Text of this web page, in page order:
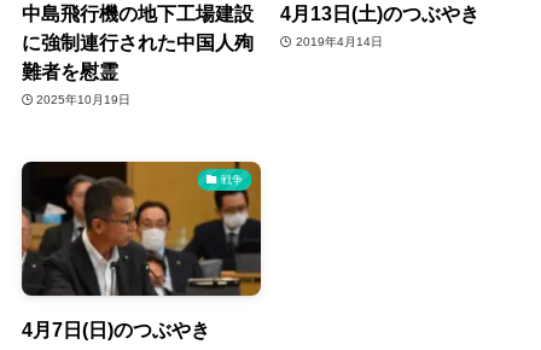
中島飛行機の地下工場建設
に強制連行された中国人殉
難者を慰霊
2025年10月19日
4月13日(土)のつぶやき
2019年4月14日
戦争
4月7日(日)のつぶやき